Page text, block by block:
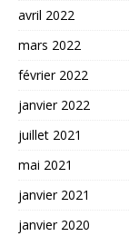
avril 2022
mars 2022
février 2022
janvier 2022
juillet 2021
mai 2021
janvier 2021
janvier 2020